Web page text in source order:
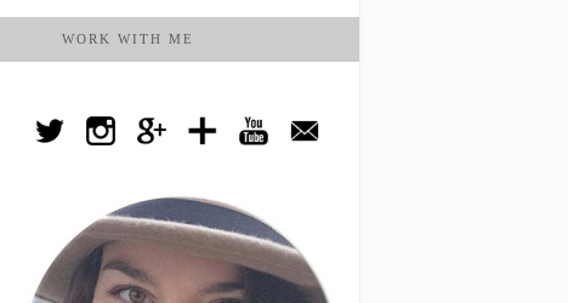
WORK WITH ME